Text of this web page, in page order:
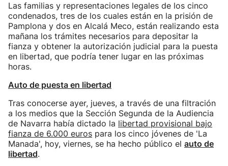
Las familias y representaciones legales de los cinco
condenados, tres de los cuales están en la prisión de
Pamplona y dos en Alcalá Meco, están realizando esta
mañana los trámites necesarios para depositar la
fianza y obtener la autorización judicial para la puesta
en libertad, que podría tener lugar en las próximas
horas.
Auto de puesta en libertad
Tras conocerse ayer, jueves, a través de una filtración
a los medios que la Sección Segunda de la Audiencia
de Navarra había dictado la libertad provisional bajo
fianza de 6.000 euros para los cinco jóvenes de 'La
Manada', hoy, viernes, se ha hecho público el auto de
libertad.